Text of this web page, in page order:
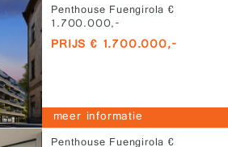
Penthouse Fuengirola €
1.700.000,-
PRIJS € 1.700.000,-
meer informatie